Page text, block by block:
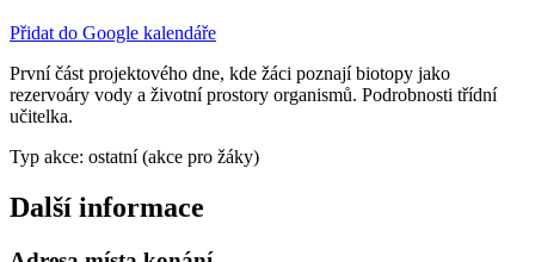
Přidat do Google kalendáře
První část projektového dne, kde žáci poznají biotopy jako
rezervoáry vody a životní prostory organismů. Podrobnosti třídní
učitelka.
Typ akce: ostatní (akce pro žáky)
Další informace